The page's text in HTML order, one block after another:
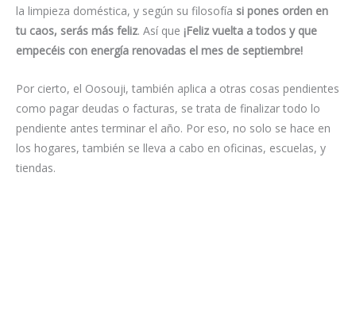
la limpieza doméstica, y según su filosofía si pones orden en
tu caos, serás más feliz. Así que ¡Feliz vuelta a todos y que
empecéis con energía renovadas el mes de septiembre!
Por cierto, el Oosouji, también aplica a otras cosas pendientes
como pagar deudas o facturas, se trata de finalizar todo lo
pendiente antes terminar el año. Por eso, no solo se hace en
los hogares, también se lleva a cabo en oficinas, escuelas, y
tiendas.